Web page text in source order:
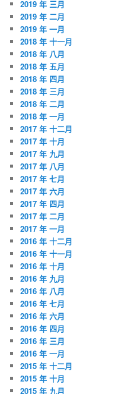
2019 年 三月
2019 年 二月
2019 年 一月
2018 年 十一月
2018 年 八月
2018 年 五月
2018 年 四月
2018 年 三月
2018 年 二月
2018 年 一月
2017 年 十二月
2017 年 十月
2017 年 九月
2017 年 八月
2017 年 七月
2017 年 六月
2017 年 四月
2017 年 二月
2017 年 一月
2016 年 十二月
2016 年 十一月
2016 年 十月
2016 年 九月
2016 年 八月
2016 年 七月
2016 年 六月
2016 年 四月
2016 年 三月
2016 年 一月
2015 年 十二月
2015 年 十月
2015 年 九月